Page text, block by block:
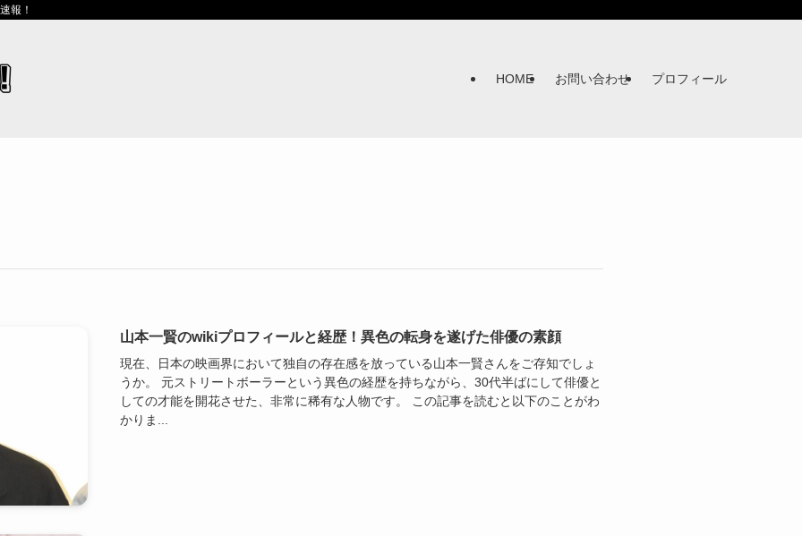
報！
HOME お問い合わせ プロフィール
山本一賢のwikiプロフィールと経歴！異色の転身を遂げた俳優の素顔
現在、日本の映画界において独自の存在感を放っている山本一賢さんをご存知でしょ
うか。 元ストリートボーラーという異色の経歴を持ちながら、30代半ばにして俳優と
しての才能を開花させた、非常に稀有な人物です。 この記事を読むと以下のことがわ
かりま...